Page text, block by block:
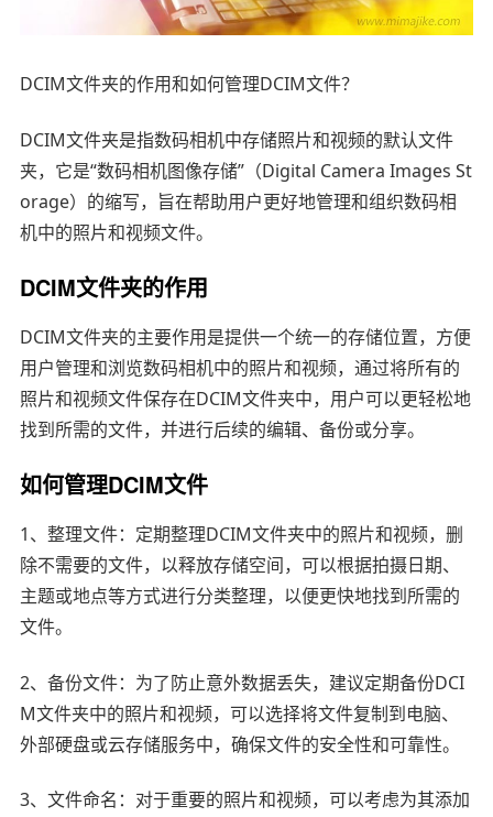
DCIM文件夹的作用和如何管理DCIM文件？
DCIM文件夹是指数码相机中存储照片和视频的默认文件
夹，它是“数码相机图像存储”（Digital Camera Images St
orage）的缩写，旨在帮助用户更好地管理和组织数码相
机中的照片和视频文件。
DCIM文件夹的作用
DCIM文件夹的主要作用是提供一个统一的存储位置，方便
用户管理和浏览数码相机中的照片和视频，通过将所有的
照片和视频文件保存在DCIM文件夹中，用户可以更轻松地
找到所需的文件，并进行后续的编辑、备份或分享。
如何管理DCIM文件
1、整理文件：定期整理DCIM文件夹中的照片和视频，删
除不需要的文件，以释放存储空间，可以根据拍摄日期、
主题或地点等方式进行分类整理，以便更快地找到所需的
文件。
2、备份文件：为了防止意外数据丢失，建议定期备份DCI
M文件夹中的照片和视频，可以选择将文件复制到电脑、
外部硬盘或云存储服务中，确保文件的安全性和可靠性。
3、文件命名：对于重要的照片和视频，可以考虑为其添加